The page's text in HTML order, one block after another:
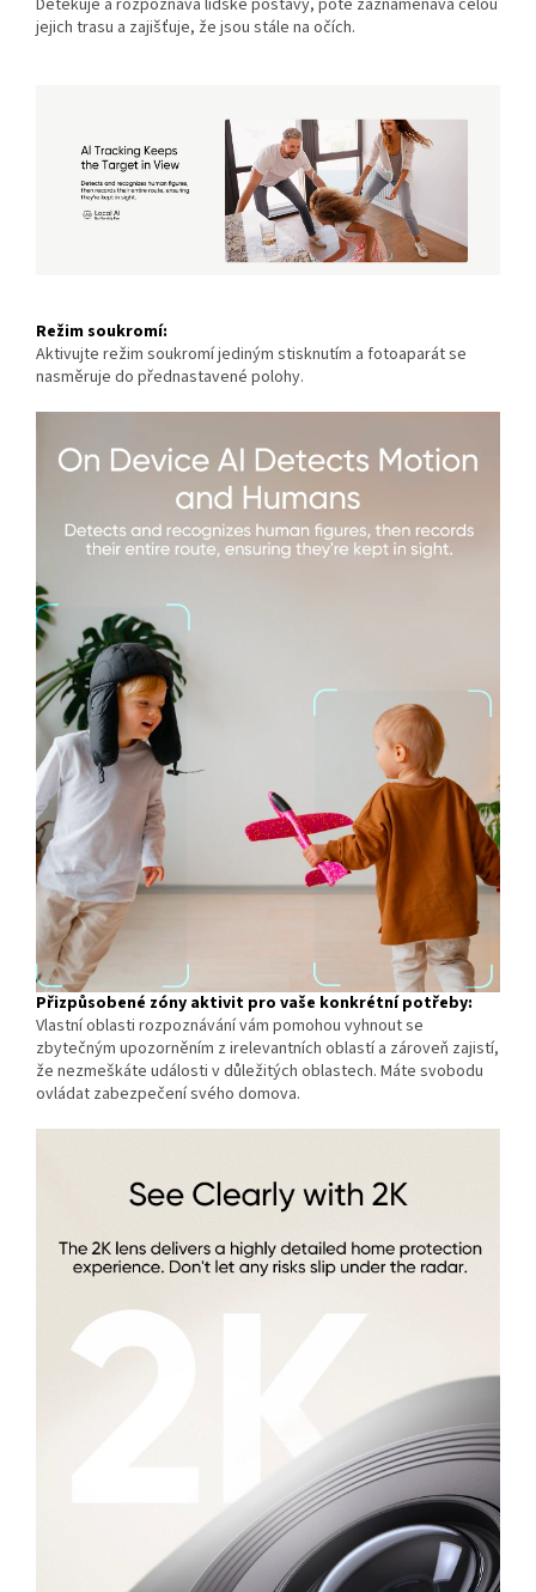
jejich trasu a zajišťuje, že jsou stále na očích.
Režim soukromí:
Aktivujte režim soukromí jediným stisknutím a fotoaparát se
nasměruje do přednastavené polohy.
Přizpůsobené zóny aktivit pro vaše konkrétní potřeby:
Vlastní oblasti rozpoznávání vám pomohou vyhnout se
zbytečným upozorněním z irelevantních oblastí a zároveň zajistí,
že nezmeškáte události v důležitých oblastech. Máte svobodu
ovládat zabezpečení svého domova.